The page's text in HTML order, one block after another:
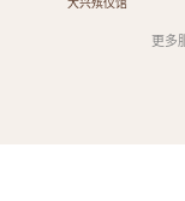
更多